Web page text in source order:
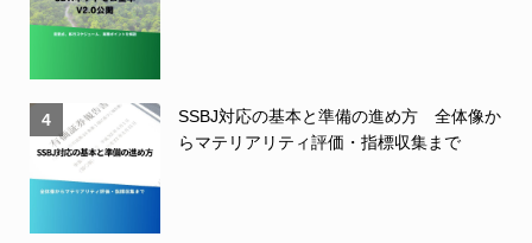
4
SSBJ対応の基本と準備の進め方 全体像か
らマテリアリティ評価・指標収集まで